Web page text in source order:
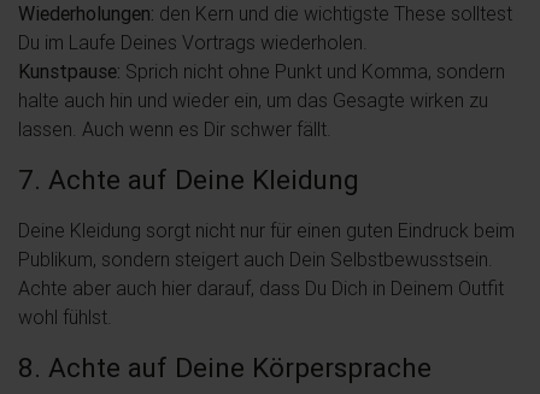
Wiederholungen: den Kern und die wichtigste These solltest
Du im Laufe Deines Vortrags wiederholen.
Kunstpause: Sprich nicht ohne Punkt und Komma, sondern
halte auch hin und wieder ein, um das Gesagte wirken zu
lassen. Auch wenn es Dir schwer fällt.
7. Achte auf Deine Kleidung
Deine Kleidung sorgt nicht nur für einen guten Eindruck beim
Publikum, sondern steigert auch Dein Selbstbewusstsein.
Achte aber auch hier darauf, dass Du Dich in Deinem Outfit
wohl fühlst.
8. Achte auf Deine Körpersprache